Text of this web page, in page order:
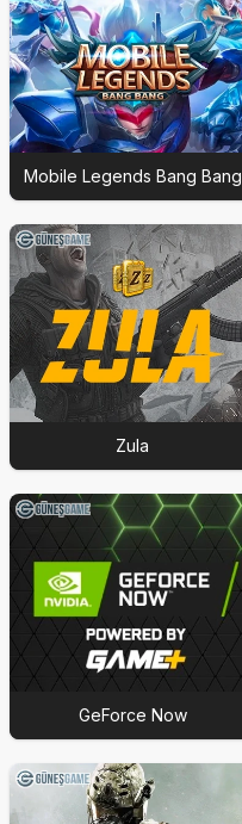
Mobile Legends Bang Bang
Zula
GeForce Now